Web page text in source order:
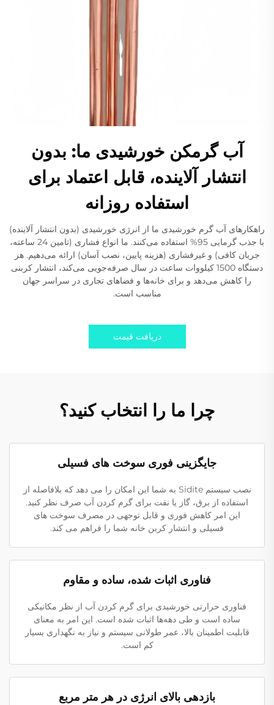
آب گرمکن خورشیدی ما: بدون
انتشار آلاینده، قابل اعتماد برای
استفاده روزانه
راهکارهای آب گرم خورشیدی ما از انرژی خورشیدی (بدون انتشار آلاینده)
با جذب گرمایی 95% استفاده می‌کنند. ما انواع فشاری (تامین 24 ساعته،
جریان کافی) و غیرفشاری (هزینه پایین، نصب آسان) ارائه می‌دهیم. هر
دستگاه 1500 کیلووات ساعت در سال صرفه‌جویی می‌کند، انتشار کربنی
را کاهش می‌دهد و برای خانه‌ها و فضاهای تجاری در سراسر جهان
مناسب است.
دریافت قیمت
چرا ما را انتخاب کنید؟
جایگزینی فوری سوخت های فسیلی
نصب سیستم Sidite به شما این امکان را می دهد که بلافاصله از
استفاده از برق، گاز یا نفت برای گرم کردن آب صرف نظر کنید.
این امر کاهش فوری و قابل توجهی در مصرف سوخت های
فسیلی و انتشار کربن خانه شما را فراهم می کند.
فناوری اثبات شده، ساده و مقاوم
فناوری حرارتی خورشیدی برای گرم کردن آب از نظر مکانیکی
ساده است و طی دهه‌ها اثبات شده است. این امر به معنای
قابلیت اطمینان بالا، عمر طولانی سیستم و نیاز به نگهداری بسیار
کم است.
بازدهی بالای انرژی در هر متر مربع